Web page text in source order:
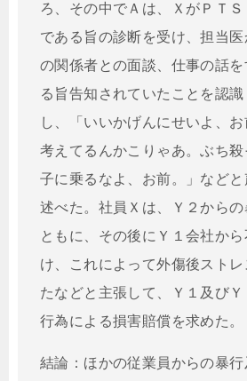
ろ、その中でＡは、ＸがＰＴ
である旨の診断を受け、担当
の関係者との面談、仕事の話を
る旨告知されていたことを認
し、「いいかげんにせいよ、
考えてるんかこりゃあ。ぶち
子に乗るなよ、お前。」など
述べた。社員Ｘは、Ｙ２からの
ともに、その後にＹ１会社か
け、これによって外傷後スト
たなどと主張して、Ｙ１及び
行為による損害賠償を求めた。
結論：ほかの従業員からの暴